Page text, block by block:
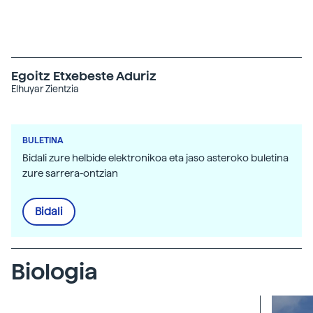
Egoitz Etxebeste Aduriz
Elhuyar Zientzia
BULETINA
Bidali zure helbide elektronikoa eta jaso asteroko buletina
zure sarrera-ontzian
Bidali
Biologia